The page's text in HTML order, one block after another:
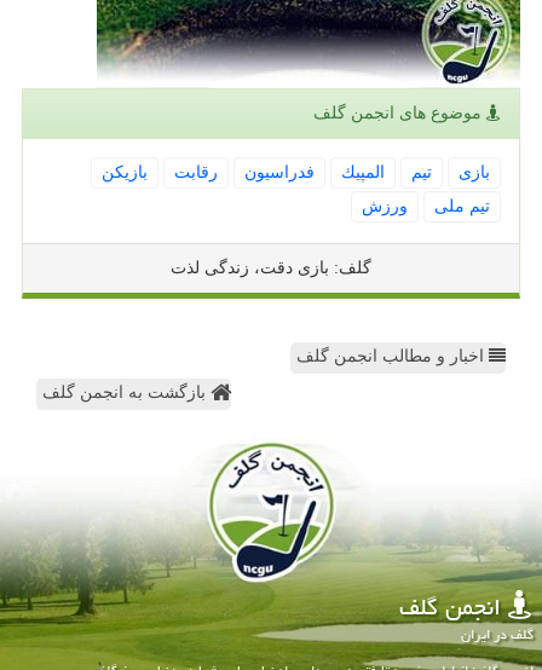
موضوع های انجمن گلف
بازی تیم المپیك فدراسیون رقابت
بازیكن
تیم ملی
ورزش
گلف: بازی دقت، زندگی لذت
اخبار و مطالب انجمن گلف
بازگشت به انجمن گلف
انجمن گلف
گلف در ایران